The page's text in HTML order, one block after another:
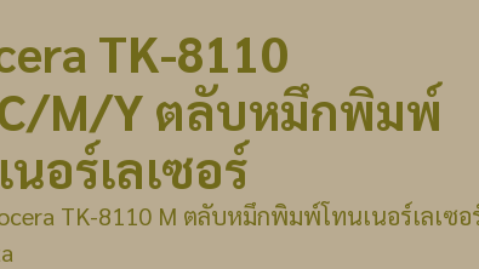
TK-8110
M/Y ตลับหมึกพิมพ์
นอร์เลเซอร์
TK-8110 M ตลับหมึกพิมพ์โทนเนอร์เลเซอ